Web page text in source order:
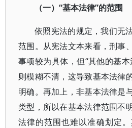
（一）“基本法律”的范围
依照宪法的规定，我们无
范围。从宪法文本来看，刑事
事项较为具体，但“其他的基
则模糊不清，这导致基本法律
明确。再加上，非基本法律是
类型，所以在基本法律范围不
法律的范围也难以准确划定